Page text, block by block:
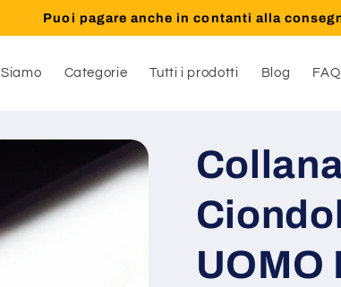
Puoi pagare anche in contanti alla
Categorie Tutti i prodotti Blog FAQ
UOMO